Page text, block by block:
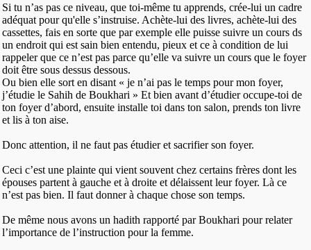
Si tu n’as pas ce niveau, que toi-même tu apprends, crée-lui un cadre
adéquat pour qu'elle s’instruise. Achète-lui des livres, achète-lui des
cassettes, fais en sorte que par exemple elle puisse suivre un cours ds
un endroit qui est sain bien entendu, pieux et ce à condition de lui
rappeler que ce n’est pas parce qu’elle va suivre un cours que le foyer
doit être sous dessus dessous.
Ou bien elle sort en disant « je n’ai pas le temps pour mon foyer,
j’étudie le Sahih de Boukhari » Et bien avant d’étudier occupe-toi de
ton foyer d’abord, ensuite installe toi dans ton salon, prends ton livre
et lis à ton aise.
Donc attention, il ne faut pas étudier et sacrifier son foyer.
Ceci c’est une plainte qui vient souvent chez certains frères dont les
épouses partent à gauche et à droite et délaissent leur foyer. Là ce
n’est pas bien. Il faut donner à chaque chose son temps.
De même nous avons un hadith rapporté par Boukhari pour relater
l’importance de l’instruction pour la femme.